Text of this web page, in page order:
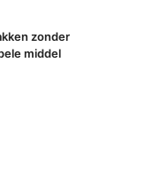
zonder
middel